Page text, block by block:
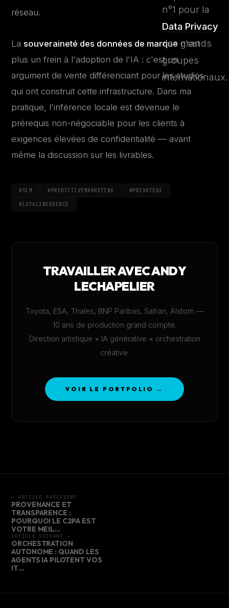
n°1 pour la
Data Privacy
des grands
groupes
internationaux.
réseau.
La souveraineté des données de marque n'est
plus un frein à l'adoption de l'IA : c'est un
argument de vente différenciant pour les studios
qui ont construit cette infrastructure. Dans ma
pratique, l'inférence locale est devenue le
prérequis non-négociable pour les clients à
exigences élevées de confidentialité — avant
même la discussion sur les livrables.
#SLM #PREDICTIVEMARKETING #PRIVATEAI
#LOCALINFERENCE
TRAVAILLER AVEC ANDY
LECHAPELIER
Toyota, ESA, Thales, BNP Paribas, Safran, Alstom —
10 ans de production grand compte.
Direction artistique × IA générative × orchestration
créative.
VOIR LE PORTFOLIO →
← ARTICLE PRÉCÉDENT
PROVENANCE ET
TRANSPARENCE :
POURQUOI LE C2PA EST
VOTRE MEIL…
ARTICLE SUIVANT →
ORCHESTRATION
AUTONOME : QUAND LES
AGENTS IA PILOTENT VOS
IT…